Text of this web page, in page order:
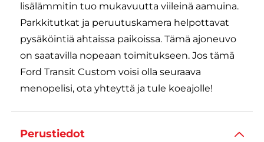
lisälämmitin tuo mukavuutta viileinä aamuina.
Parkkitutkat ja peruutuskamera helpottavat
pysäköintiä ahtaissa paikoissa. Tämä ajoneuvo
on saatavilla nopeaan toimitukseen. Jos tämä
Ford Transit Custom voisi olla seuraava
menopelisi, ota yhteyttä ja tule koeajolle!
Perustiedot